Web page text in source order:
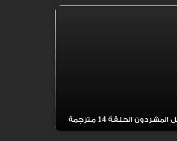
الحلقة 14 مترجمة